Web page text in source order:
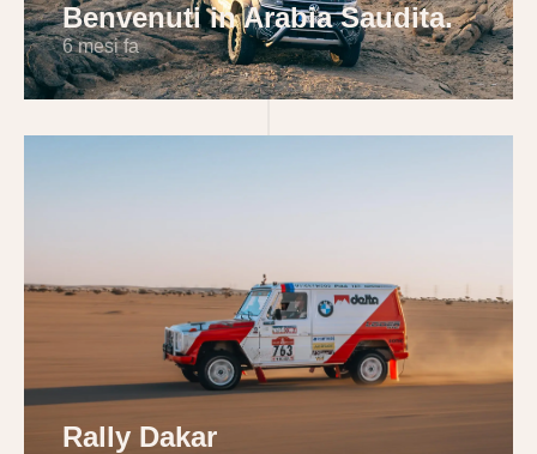
Benvenuti in Arabia Saudita.
6 mesi fa
Rally Dakar